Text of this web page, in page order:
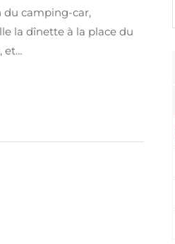
du camping-car,
la dînette à la place du
et…